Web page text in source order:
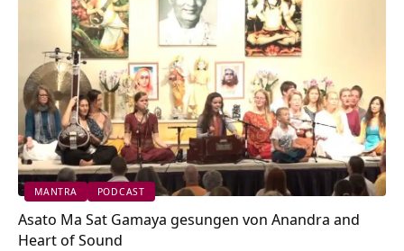
MANTRA PODCAST
Asato Ma Sat Gamaya gesungen von Anandra and
Heart of Sound